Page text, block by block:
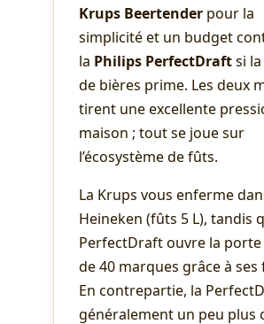
Krups Beertender pour la
simplicité et un budget
la Philips PerfectDraftsi
de bières prime. Les deux
tirent une excellente
maison ; tout se joue sur
l’écosystème de fûts.
La Krups vous enferme
Heineken (fûts 5 L), tandis
PerfectDraft ouvre la porte
de 40 marques grâce à ses
En contrepartie, la
généralement un peu plus